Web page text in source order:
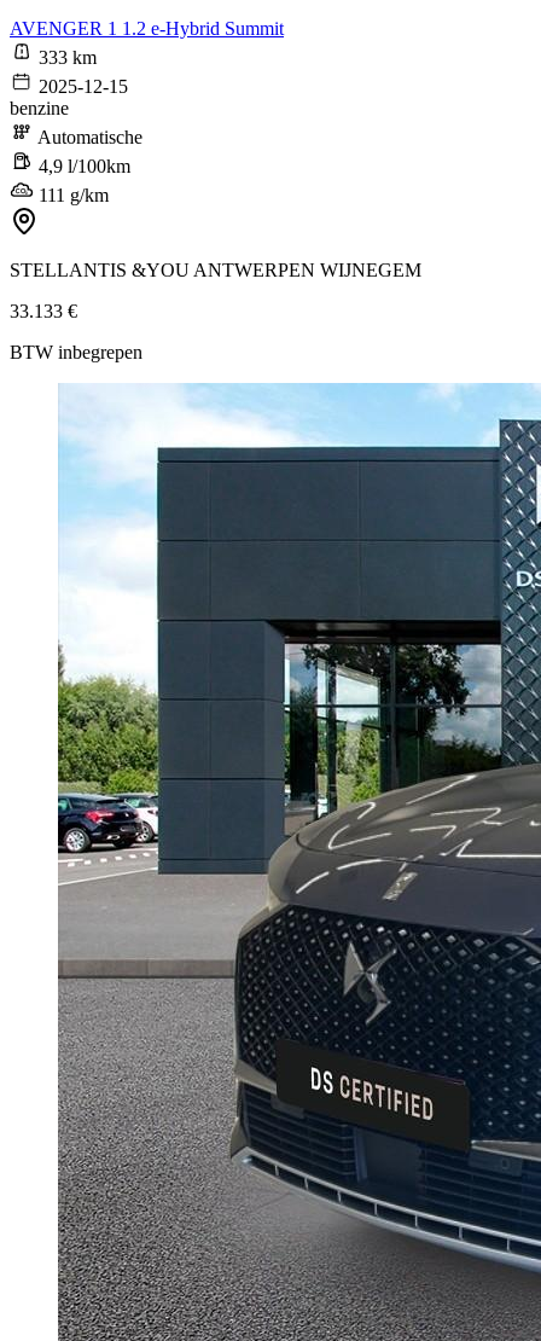
AVENGER 1 1.2 e-Hybrid Summit
333 km
2025-12-15
benzine
Automatische
4,9 l/100km
111 g/km
STELLANTIS &YOU ANTWERPEN WIJNEGEM
33.133 €
BTW inbegrepen